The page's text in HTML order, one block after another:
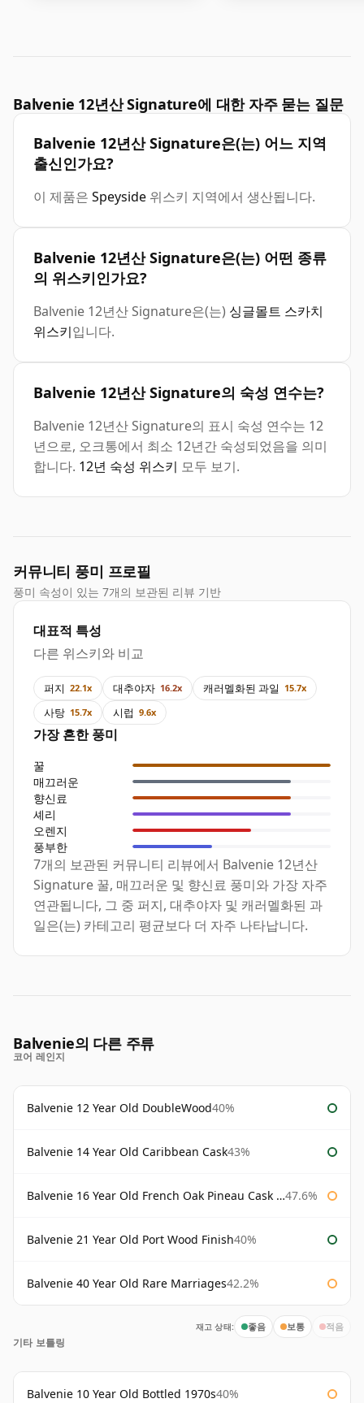
Balvenie 12년산 Signature에 대한 자주 묻는 질문
Balvenie 12년산 Signature은(는) 어느 지역
출신인가요?
이 제품은 Speyside 위스키 지역에서 생산됩니다.
Balvenie 12년산 Signature은(는) 어떤 종류
의 위스키인가요?
Balvenie 12년산 Signature은(는) 싱글몰트 스카치
위스키입니다.
Balvenie 12년산 Signature의 숙성 연수는?
Balvenie 12년산 Signature의 표시 숙성 연수는 12
년으로, 오크통에서 최소 12년간 숙성되었음을 의미
합니다. 12년 숙성 위스키 모두 보기.
커뮤니티 풍미 프로필
풍미 속성이 있는 7개의 보관된 리뷰 기반
대표적 특성
다른 위스키와 비교
퍼지 22.1x 대추야자 16.2x 캐러멜화된 과일 15.7x
사탕 15.7x 시럽 9.6x
가장 흔한 풍미
꿀
매끄러운
향신료
셰리
오렌지
풍부한
7개의 보관된 커뮤니티 리뷰에서 Balvenie 12년산
Signature 꿀, 매끄러운 및 향신료 풍미와 가장 자주
연관됩니다, 그 중 퍼지, 대추야자 및 캐러멜화된 과
일은(는) 카테고리 평균보다 더 자주 나타납니다.
Balvenie의 다른 주류
코어 레인지
Balvenie 12 Year Old DoubleWood40%
Balvenie 14 Year Old Caribbean Cask43%
Balvenie 16 Year Old French Oak Pineau Cask Finish 47.6%
Balvenie 21 Year Old Port Wood Finish40%
Balvenie 40 Year Old Rare Marriages42.2%
재고 상태: 좋음 보통 적음
기타 보틀링
Balvenie 10 Year Old Bottled 1970s40%